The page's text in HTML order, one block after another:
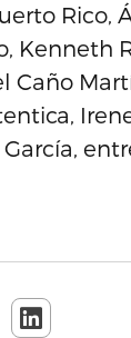
Rico,
Kenneth
Caño